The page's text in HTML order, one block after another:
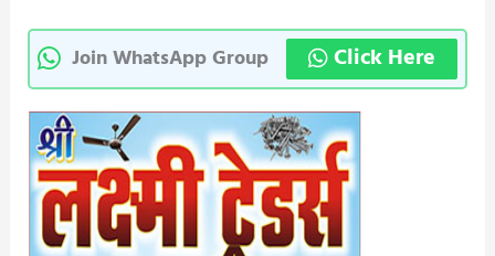
Join WhatsApp Group Click Here